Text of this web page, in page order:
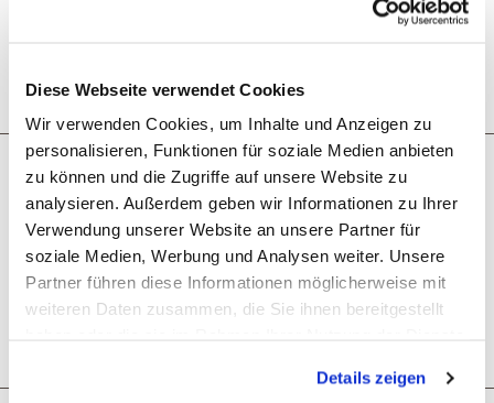
Diese Webseite verwendet Cookies
Wir verwenden Cookies, um Inhalte und Anzeigen zu
personalisieren, Funktionen für soziale Medien anbieten
zu können und die Zugriffe auf unsere Website zu
analysieren. Außerdem geben wir Informationen zu Ihrer
Verwendung unserer Website an unsere Partner für
soziale Medien, Werbung und Analysen weiter. Unsere
Partner führen diese Informationen möglicherweise mit
weiteren Daten zusammen, die Sie ihnen bereitgestellt
Cookies, wenn Sie unsere Webseite weiterhin nutzen.
Details zeigen
Was möchtest du als nächstes tun?